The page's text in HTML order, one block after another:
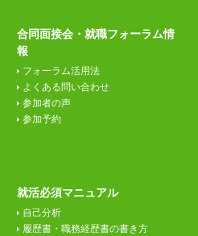
合同面接会・就職フォーラム情
報
フォーラム活用法
よくある問い合わせ
参加者の声
参加予約
就活必須マニュアル
自己分析
履歴書・職務経歴書の書き方